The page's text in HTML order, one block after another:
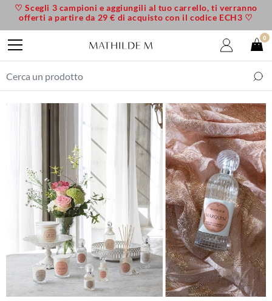
♡ Scegli 3 campioni e aggiungili al tuo carrello, ti verranno
offerti a partire da 29 € di acquisto con il codice ECH3 ♡
0